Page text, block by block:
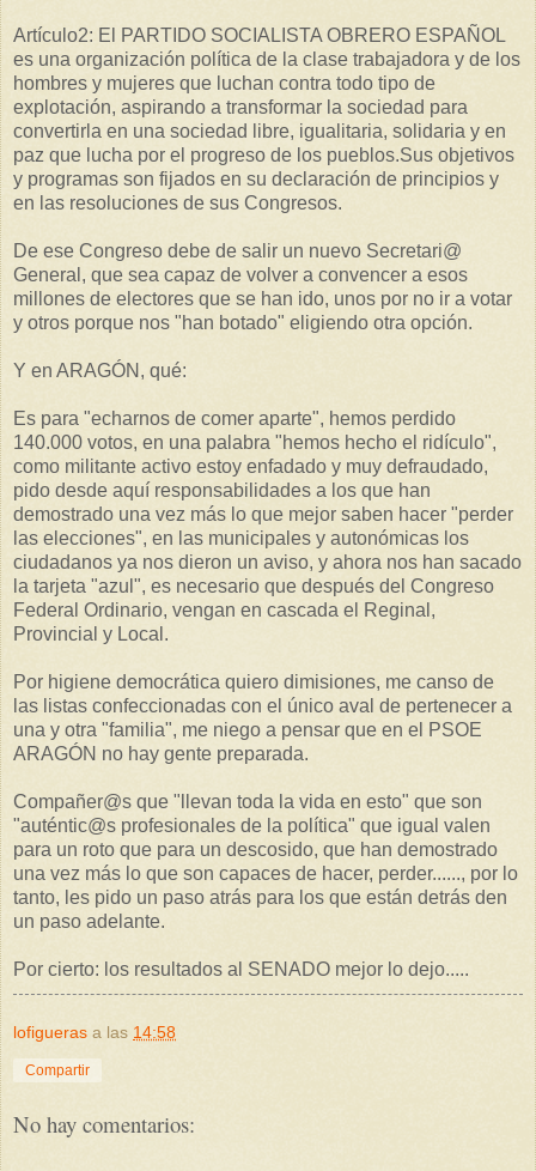
Artículo2: El PARTIDO SOCIALISTA OBRERO ESPAÑOL
es una organización política de la clase trabajadora y de los
hombres y mujeres que luchan contra todo tipo de
explotación, aspirando a transformar la sociedad para
convertirla en una sociedad libre, igualitaria, solidaria y en
paz que lucha por el progreso de los pueblos.Sus objetivos
y programas son fijados en su declaración de principios y
en las resoluciones de sus Congresos.
De ese Congreso debe de salir un nuevo Secretari@
General, que sea capaz de volver a convencer a esos
millones de electores que se han ido, unos por no ir a votar
y otros porque nos "han botado" eligiendo otra opción.
Y en ARAGÓN, qué:
Es para "echarnos de comer aparte", hemos perdido
140.000 votos, en una palabra "hemos hecho el ridículo",
como militante activo estoy enfadado y muy defraudado,
pido desde aquí responsabilidades a los que han
demostrado una vez más lo que mejor saben hacer "perder
las elecciones", en las municipales y autonómicas los
ciudadanos ya nos dieron un aviso, y ahora nos han sacado
la tarjeta "azul", es necesario que después del Congreso
Federal Ordinario, vengan en cascada el Reginal,
Provincial y Local.
Por higiene democrática quiero dimisiones, me canso de
las listas confeccionadas con el único aval de pertenecer a
una y otra "familia", me niego a pensar que en el PSOE
ARAGÓN no hay gente preparada.
Compañer@s que "llevan toda la vida en esto" que son
"auténtic@s profesionales de la política" que igual valen
para un roto que para un descosido, que han demostrado
una vez más lo que son capaces de hacer, perder......, por lo
tanto, les pido un paso atrás para los que están detrás den
un paso adelante.
Por cierto: los resultados al SENADO mejor lo dejo.....
lofigueras a las 14:58
Compartir
No hay comentarios: